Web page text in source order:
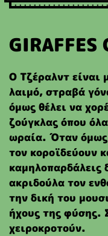
GIRAFFES
O Τζέραλντ
λαιμό, στραβά
όμως θέλει να
ζούγκλας όπου
ωραία. Όταν όμως
τον κοροϊδεύουν
καμηλοπαρδάλεις
ακριδούλα τον
την δική του
ήχους της φύσης.
χειροκροτούν.